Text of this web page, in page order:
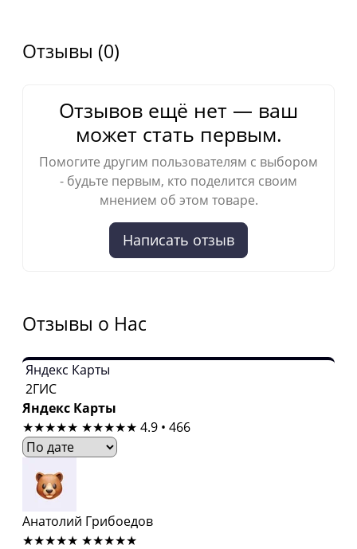
Отзывы (0)
Отзывов ещё нет — ваш
может стать первым.
Помогите другим пользователям с выбором
- будьте первым, кто поделится своим
мнением об этом товаре.
Написать отзыв
Отзывы о Нас
Яндекс Карты
2ГИС
Яндекс Карты
★★★★★ ★★★★★ 4.9 • 466
Анатолий Грибоедов
★★★★★ ★★★★★